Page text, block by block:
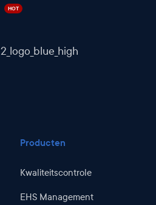
HOT
Producten
Kwaliteitscontrole
EHS Management